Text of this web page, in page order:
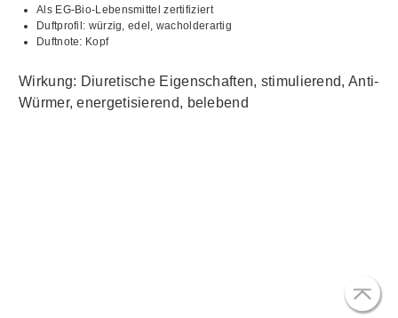
Als EG-Bio-Lebensmittel zertifiziert
Duftprofil: würzig, edel, wacholderartig
Duftnote: Kopf
Wirkung: Diuretische Eigenschaften, stimulierend, Anti-
Würmer, energetisierend, belebend